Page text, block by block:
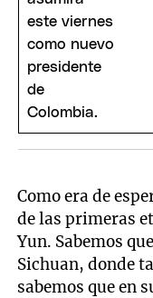
Como era de
de las primeras
Yun. Sabemos
Sichuan, donde
sabemos que en